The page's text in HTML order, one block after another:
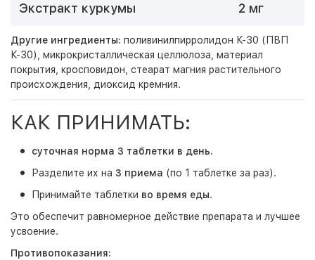
Экстракт куркумы 2 мг
Другие ингредиенты: поливинилпирролидон К-30 (ПВП
К-30), микрокристаллическая целлюлоза, материал
покрытия, кросповидон, стеарат магния растительного
происхождения, диоксид кремния.
КАК ПРИНИМАТЬ:
суточная норма 3 таблетки в день.
Разделите их на 3 приема (по 1 таблетке за раз).
Принимайте таблетки во время еды.
Это обеспечит равномерное действие препарата и лучшее
усвоение.
Противопоказания: